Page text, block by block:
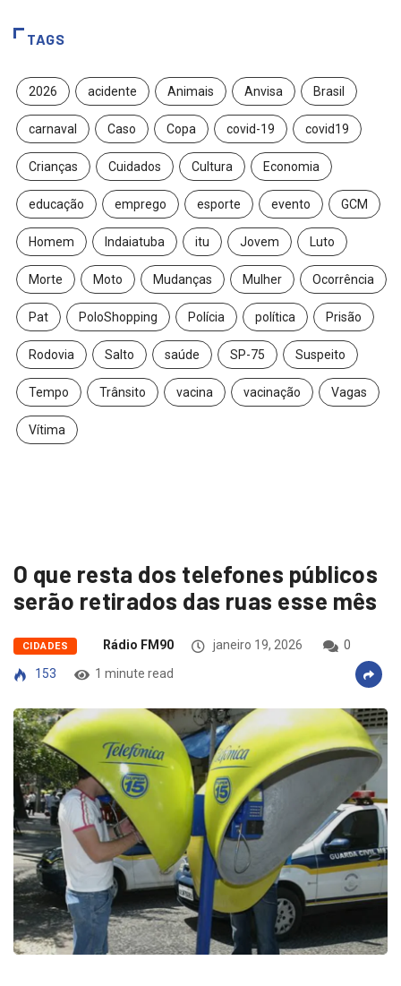
TAGS
2026 acidente Animais Anvisa Brasil
carnaval Caso Copa covid-19 covid19
Crianças Cuidados Cultura Economia
educação emprego esporte evento GCM
Homem Indaiatuba itu Jovem Luto
Morte Moto Mudanças Mulher Ocorrência
Pat PoloShopping Polícia política Prisão
Rodovia Salto saúde SP-75 Suspeito
Tempo Trânsito vacina vacinação Vagas
Vítima
O que resta dos telefones públicos
serão retirados das ruas esse mês
CIDADES Rádio FM90 janeiro 19, 2026
0
153
1 minute read